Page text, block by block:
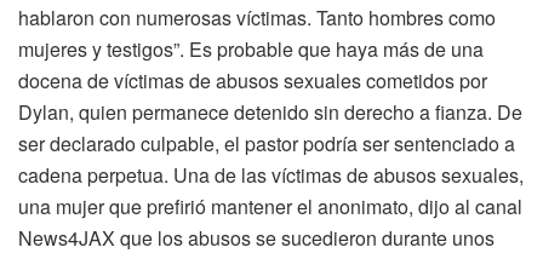
hablaron con numerosas víctimas. Tanto hombres como
mujeres y testigos”. Es probable que haya más de una
docena de víctimas de abusos sexuales cometidos por
Dylan, quien permanece detenido sin derecho a fianza. De
ser declarado culpable, el pastor podría ser sentenciado a
cadena perpetua. Una de las víctimas de abusos sexuales,
una mujer que prefirió mantener el anonimato, dijo al canal
News4JAX que los abusos se sucedieron durante unos